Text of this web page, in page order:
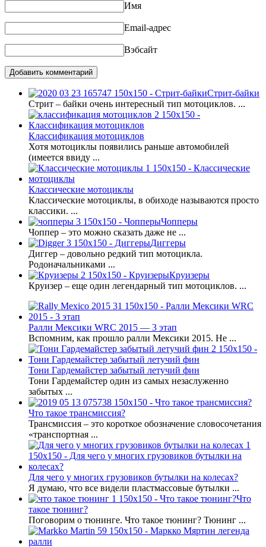
Имя
Email-адрес
Вэбсайт
Стрит-байки
Стрит – байки очень интересный тип мотоциклов. ...
Классификация мотоциклов
Хотя мотоциклы появились раньше автомобилей
(имеется ввиду ...
Классические мотоциклы
Классические мотоциклы, в обиходе называются просто
классики. ...
Чопперы
Чоппер – это можно сказать даже не ...
Диггеры
Диггер – довольно редкий тип мотоцикла.
Родоначальниками ...
Круизеры
Круизер – еще один легендарный тип мотоциклов. ...
Ралли Мексики WRC 2015 — 3 этап
Вспомним, как прошло ралли Мексики 2015. Не ...
Тони Гардемайстер забытый летучий фин
Тони Гардемайстер один из самых незаслуженно
забытых ...
Что такое трансмиссия?
Трансмиссия – это короткое обозначение словосочетания
«транспортная ...
Для чего у многих грузовиков бутылки на колесах?
Я думаю, что все видели пластмассовые бутылки ...
Что
такое тюнинг?
Поговорим о тюнинге. Что такое тюнинг? Тюнинг ...